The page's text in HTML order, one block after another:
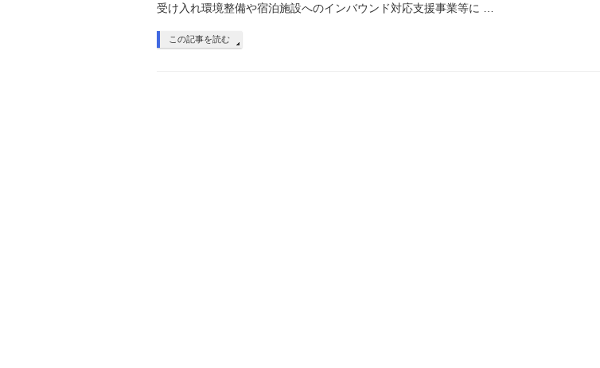
受け入れ環境整備や宿泊施設へのインバウンド対応支援事業等に …
この記事を読む